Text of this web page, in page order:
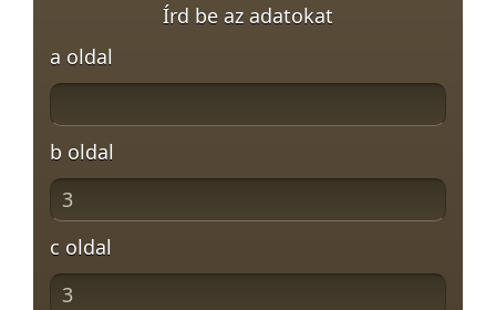
Írd be az adatokat
a oldal
b oldal
c oldal